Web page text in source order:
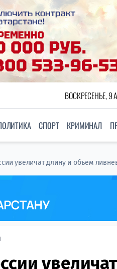
ВОСКРЕСЕНЬЕ, 9
СПОРТ КРИМИНАЛ
увеличат длину и объем